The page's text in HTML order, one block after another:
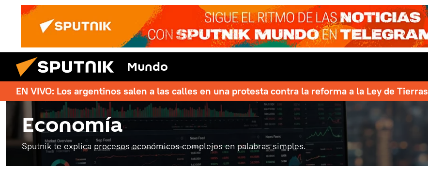
Mundo
EN VIVO: Los argentinos salen a las calles en una protesta contra la reforma a la Ley de Tierras
Economía
Sputnik te explica procesos económicos complejos en palabras simples.